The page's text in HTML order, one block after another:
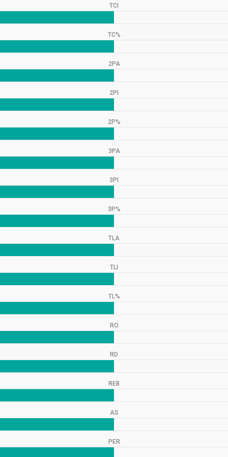
TCI
TC%
2PA
2PI
2P%
3PA
3PI
3P%
TLA
TLI
TL%
RO
RD
REB
AS
PER